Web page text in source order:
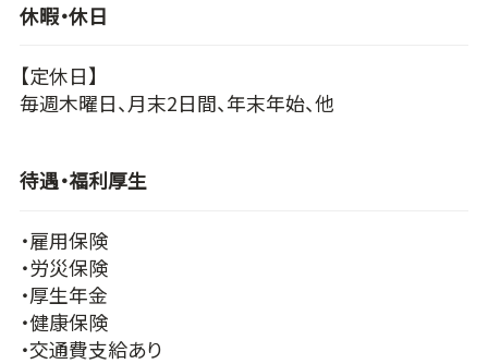
休暇・休日
【定休日】
毎週木曜日、月末2日間、年末年始、他
待遇・福利厚生
・雇用保険
・労災保険
・厚生年金
・健康保険
・交通費支給あり